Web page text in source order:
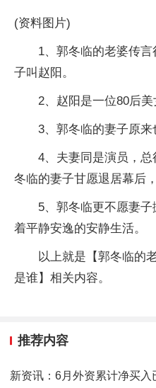
(资料图片)
1、郭冬临的老婆传
子叫赵阳。
2、赵阳是一位80后美
3、郭冬临的妻子原来
4、夫妻同是演员，
冬临的妻子甘愿退居幕后
5、郭冬临更不愿妻
着平静安逸的安静生活。
以上就是【郭冬临的
是谁】相关内容。
推荐内容
新资讯：6月外资累计净买